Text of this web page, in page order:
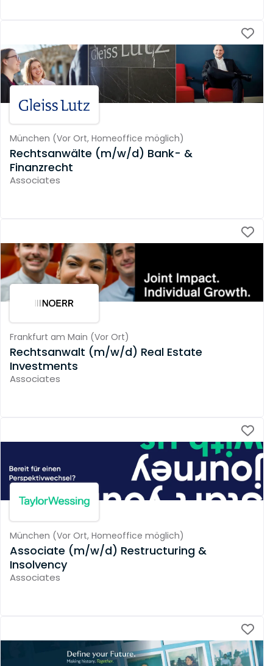
München (Vor Ort, Homeoffice möglich)
Rechtsanwälte (m/w/d) Bank- &
Finanzrecht
Associates
Frankfurt am Main (Vor Ort)
Rechtsanwalt (m/w/d) Real Estate
Investments
Associates
München (Vor Ort, Homeoffice möglich)
Associate (m/w/d) Restructuring &
Insolvency
Associates